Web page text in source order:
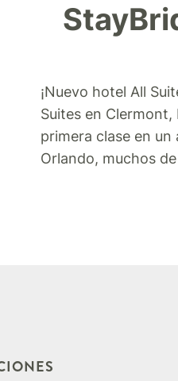
¡Nuevo hotel All
Suites en
primera clase en
Orlando, muchos